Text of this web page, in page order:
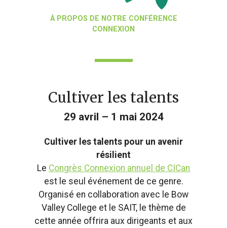
À PROPOS DE NOTRE CONFÉRENCE
CONNEXION
Cultiver les talents
29 avril – 1 mai 2024
Cultiver les talents pour un avenir
résilient
Le Congrès Connexion annuel de CICan
est le seul événement de ce genre.
Organisé en collaboration avec le Bow
Valley College et le SAIT, le thème de
cette année offrira aux dirigeants et aux